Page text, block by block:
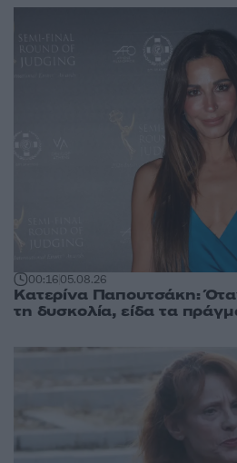
00:1605.08.26
Κατερίνα Παπουτσάκη:
τη δυσκολία, είδα τα